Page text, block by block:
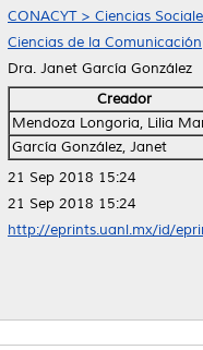
CONACYT > Ciencias
Ciencias de la Comunicación
Dra. Janet García González
Creador
Mendoza Longoria, Lilia
García González, Janet
21 Sep 2018 15:24
21 Sep 2018 15:24
http://eprints.uanl.mx/id/